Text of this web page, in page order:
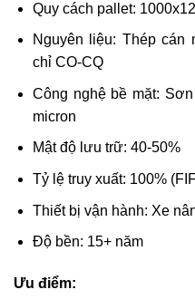
Quy cách pallet:
Nguyên liệu: Thép cán
chỉ CO-CQ
Công nghệ bề mặt:
micron
Mật độ lưu trữ: 40-50%
Tỷ lệ truy xuất: 100%
Thiết bị vận hành: Xe
Độ bền: 15+ năm
Ưu điểm: